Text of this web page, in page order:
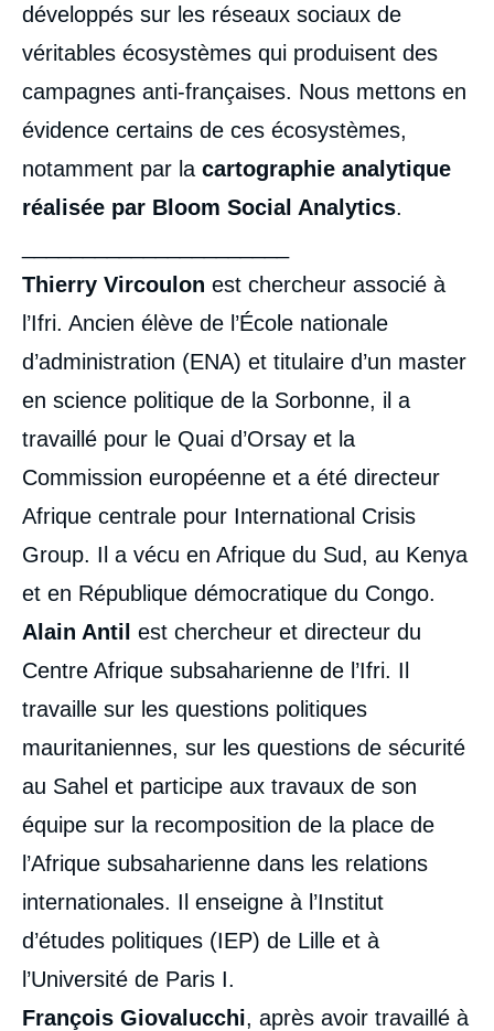
développés sur les réseaux sociaux de
véritables écosystèmes qui produisent des
campagnes anti-françaises. Nous mettons en
évidence certains de ces écosystèmes,
notamment par la cartographie analytique
réalisée par Bloom Social Analytics.
Thierry Vircoulon est chercheur associé à
l’Ifri. Ancien élève de l’École nationale
d’administration (ENA) et titulaire d’un master
en science politique de la Sorbonne, il a
travaillé pour le Quai d’Orsay et la
Commission européenne et a été directeur
Afrique centrale pour International Crisis
Group. Il a vécu en Afrique du Sud, au Kenya
et en République démocratique du Congo.
Alain Antil est chercheur et directeur du
Centre Afrique subsaharienne de l’Ifri. Il
travaille sur les questions politiques
mauritaniennes, sur les questions de sécurité
au Sahel et participe aux travaux de son
équipe sur la recomposition de la place de
l’Afrique subsaharienne dans les relations
internationales. Il enseigne à l’Institut
d’études politiques (IEP) de Lille et à
l’Université de Paris I.
François Giovalucchi, après avoir travaillé à
Image
de
de
publication
GIOVALUCCHI, « Thématiques, acteurs et
Afrique francophone », Études, Ifri, 14 juin
2023.